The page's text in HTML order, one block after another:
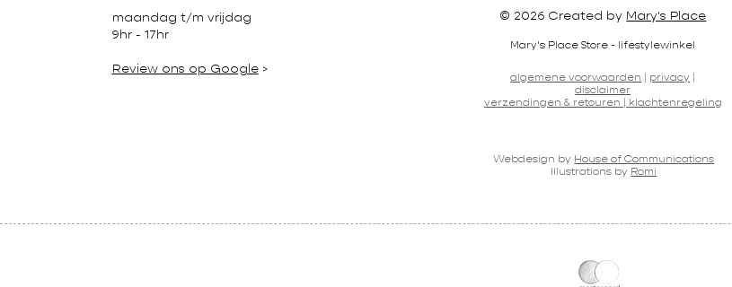
maandag t/m vrijdag
9hr - 17hr
Review ons op Google>
© 2026 Created by Mary's Place
Mary's Place Store - lifestylewinkel
Webdesign by House of Communications
Illustrations by Romi
algemene voorwaarden privacy
disclaimer
verzendingen & retouren |
klachtenregeling